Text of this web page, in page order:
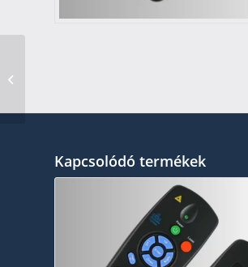
Kapcsolódó termékek